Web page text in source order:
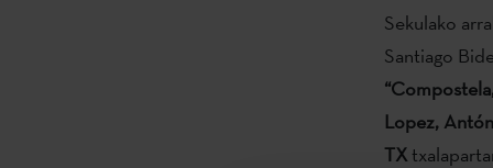
Sekulako
Santiago
Lopez,
TX